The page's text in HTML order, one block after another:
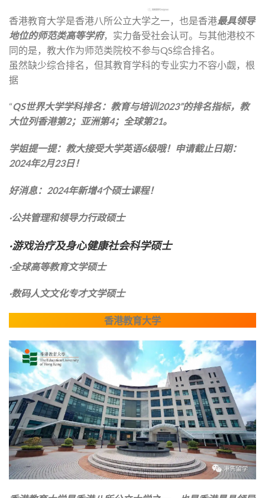
香港教育大学是香港八所公立大学之一，也是香港最具领导
地位的师范类高等学府，实力备受社会认可。与其他港校不
同的是，教大作为师范类院校不参与QS综合排名。
虽然缺少综合排名，但其教育学科的专业实力不容小觑，根
据
“QS世界大学学科排名：教育与培训2023”的排名指标，教
大位列香港第2；亚洲第4；全球第21。
学姐提一提：教大接受大学英语6级哦！申请截止日期：
2024年2月23日！
好消息： 2024年新增4个硕士课程！
·公共管理和领导力行政硕士
·游戏治疗及身心健康社会科学硕士
·全球高等教育文学硕士
·数码人文文化专才文学硕士
香港教育大学